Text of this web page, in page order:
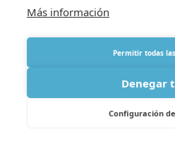
Más información
Permitir todas
Denegar
Configuración